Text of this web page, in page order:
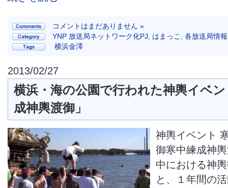
コメントはまだありません »
YNP 放送局ネットワーク化PJ
はまっこ
各放送局情報
横浜金澤
2013/02/27
横浜・海の公園で行われた神輿イベ
成神輿渡御」
神輿イベント
御寒中練成神
中における神
と、１年間の